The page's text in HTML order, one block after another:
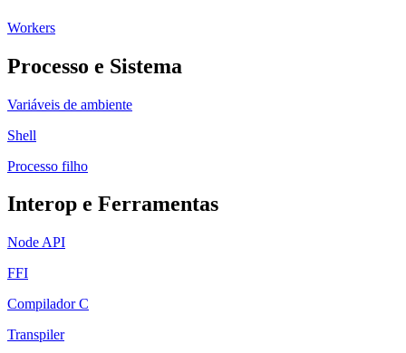
Workers
Processo e Sistema
Variáveis de ambiente
Shell
Processo filho
Interop e Ferramentas
Node API
FFI
Compilador C
Transpiler